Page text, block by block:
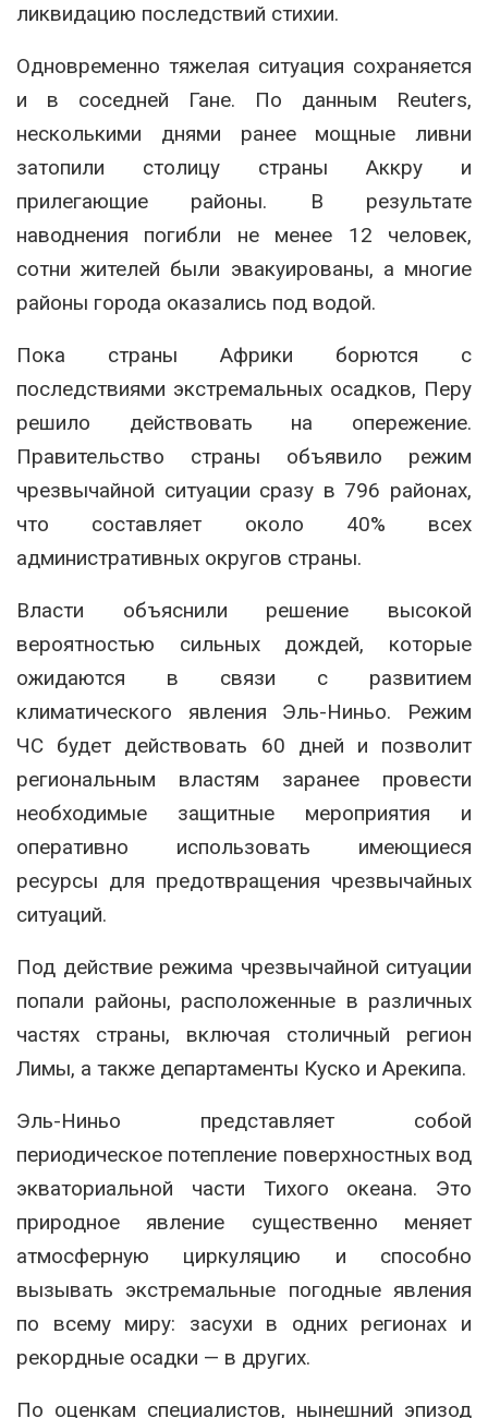
ликвидацию последствий стихии.
Одновременно тяжелая ситуация сохраняется
и в соседней Гане. По данным Reuters,
несколькими днями ранее мощные ливни
затопили столицу страны Аккру и
прилегающие районы. В результате
наводнения погибли не менее 12 человек,
сотни жителей были эвакуированы, а многие
районы города оказались под водой.
Пока страны Африки борются с
последствиями экстремальных осадков, Перу
решило действовать на опережение.
Правительство страны объявило режим
чрезвычайной ситуации сразу в 796 районах,
что составляет около 40% всех
административных округов страны.
Власти объяснили решение высокой
вероятностью сильных дождей, которые
ожидаются в связи с развитием
климатического явления Эль-Ниньо. Режим
ЧС будет действовать 60 дней и позволит
региональным властям заранее провести
необходимые защитные мероприятия и
оперативно использовать имеющиеся
ресурсы для предотвращения чрезвычайных
ситуаций.
Под действие режима чрезвычайной ситуации
попали районы, расположенные в различных
частях страны, включая столичный регион
Лимы, а также департаменты Куско и Арекипа.
Эль-Ниньо представляет собой
периодическое потепление поверхностных вод
экваториальной части Тихого океана. Это
природное явление существенно меняет
атмосферную циркуляцию и способно
вызывать экстремальные погодные явления
по всему миру: засухи в одних регионах и
рекордные осадки — в других.
По оценкам специалистов, нынешний эпизод